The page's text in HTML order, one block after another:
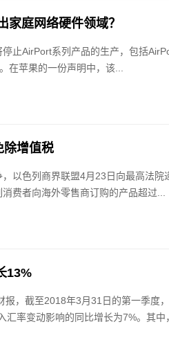
庭网络硬件领域？
止AirPort系列产品的生产，包括
在苹果的一份声明中，该...
除增值税
以色列商界联盟4月23日向最高法院
费者向海外零售商订购的产品超过...
13%
，截至2018年3月31日的第一季度，
汇率变动影响的同比增长为7%。其中